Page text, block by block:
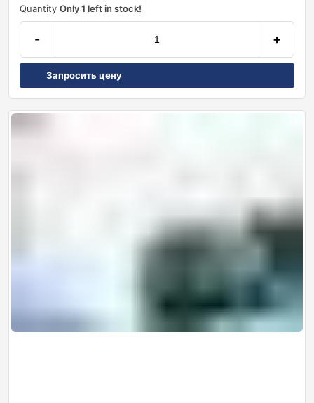
Quantity Only 1 left in stock!
- +
Запросить цену